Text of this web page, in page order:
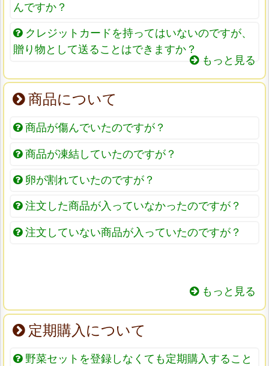
んですか？
クレジットカードを持ってはいないのですが、
贈り物として送ることはできますか？
もっと見る
商品について
商品が傷んでいたのですが？
商品が凍結していたのですが？
卵が割れていたのですが？
注文した商品が入っていなかったのですが？
注文していない商品が入っていたのですが？
もっと見る
定期購入について
野菜セットを登録しなくても定期購入すること